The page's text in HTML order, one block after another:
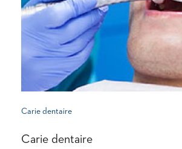
Carie dentaire
Carie dentaire